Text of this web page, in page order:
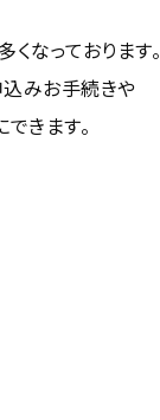
なっております。
みお手続きや
きます。